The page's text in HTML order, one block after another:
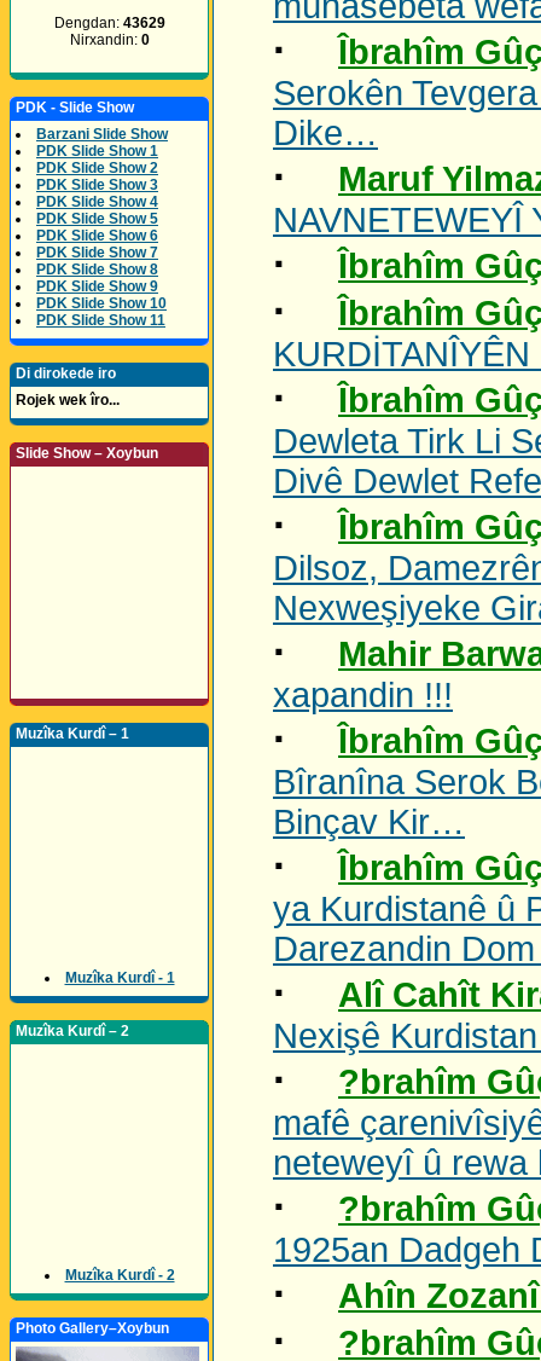
Dengdan: 43629
Nirxandin: 0
PDK - Slide Show
Barzani Slide Show
PDK Slide Show 1
PDK Slide Show 2
PDK Slide Show 3
PDK Slide Show 4
PDK Slide Show 5
PDK Slide Show 6
PDK Slide Show 7
PDK Slide Show 8
PDK Slide Show 9
PDK Slide Show 10
PDK Slide Show 11
Di dirokede iro
Rojek wek îro...
Slide Show – Xoybun
Muzîka Kurdî – 1
Muzîka Kurdî - 1
Muzîka Kurdî – 2
Muzîka Kurdî - 2
Photo Gallery–Xoybun
·
Îbrahîm
Serokên
Dike…
·
Maruf
NAVNETEWEYÎ
· Îbrahîm
·
Îbrahîm
·
Îbrahîm
Dewleta Tirk Li
Divê Dewlet
·
Îbrahîm
Dilsoz,
Nexweşiyeke
·
Mahir
xapandin !!!
·
Îbrahîm
Bîranîna Serok
Binçav Kir…
·
Îbrahîm
ya Kurdistanê û
Darezandin
·
Alî Cahît
Nexişê
·
?brahîm
mafê
neteweyî û
·
?brahîm
1925an
· Ahîn
·
?brahîm